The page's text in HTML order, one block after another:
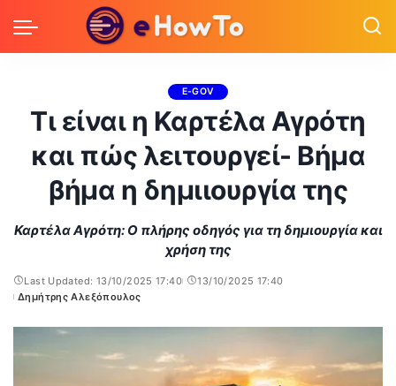
E-GOV
Τι είναι η Καρτέλα Αγρότη
και πώς λειτουργεί- Βήμα
βήμα η δημιιουργία της
Καρτέλα Αγρότη: Ο πλήρης οδηγός για τη δημιουργία και
χρήση της
Last Updated: 13/10/2025 17:40
13/10/2025 17:40
Posted
Δημήτρης Αλεξόπουλος